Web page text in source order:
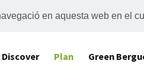
en aquesta web en el
Discover Plan Green